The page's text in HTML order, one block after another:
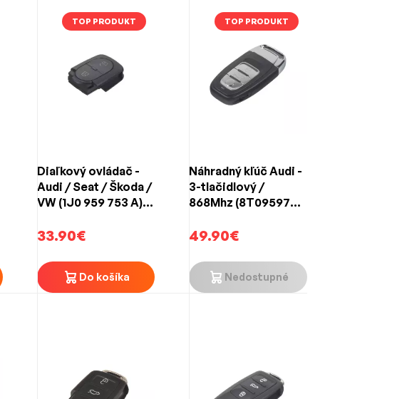
TOP PRODUKT
Diaľkový ovládač -
Audi / Seat / Škoda /
VW (1J0 959 753 A)
33.90€
Do košíka
TOP PRODUKT
Náhradný kľúč Audi -
3-tlačidlový /
868Mhz (8T0959754
49.90€
Nedostupné